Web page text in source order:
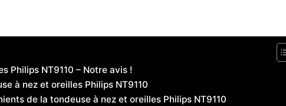
Philips NT9110 – Notre avis !
à nez et oreilles Philips NT9110
de la tondeuse à nez et oreilles Philips NT9110